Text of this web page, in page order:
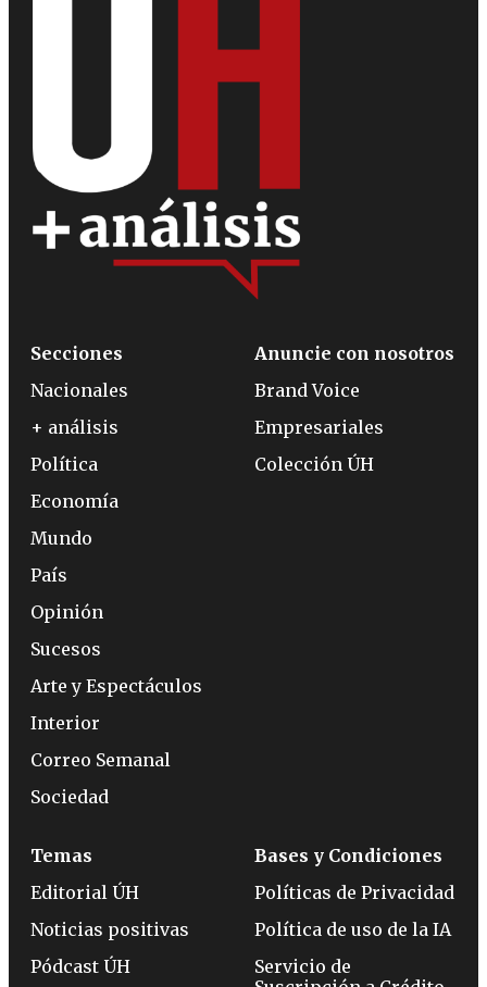
Secciones
Nacionales
+ análisis
Política
Economía
Mundo
País
Opinión
Sucesos
Arte y Espectáculos
Interior
Correo Semanal
Sociedad
Anuncie con nosotros
Brand Voice
Empresariales
Colección ÚH
Temas
Editorial ÚH
Noticias positivas
Pódcast ÚH
Bases y Condiciones
Políticas de Privacidad
Política de uso de la IA
Servicio de